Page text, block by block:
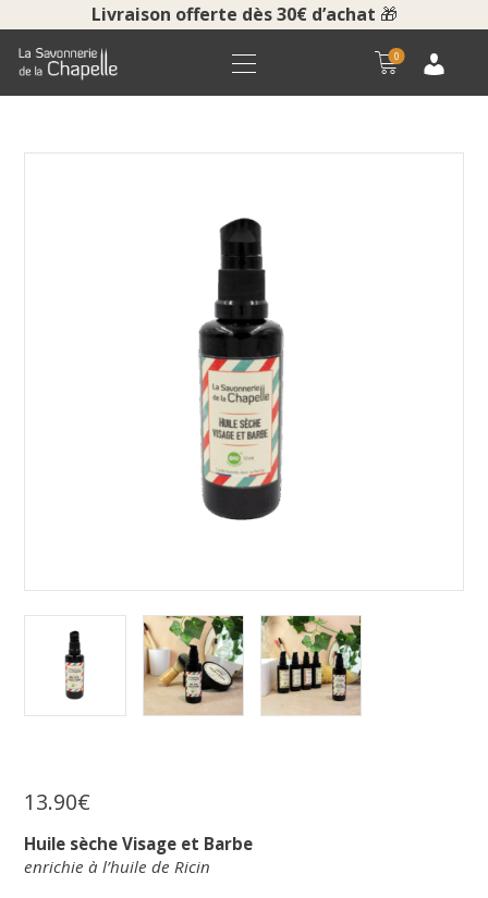
Livraison offerte dès 30€ d’achat 🎁
0
LA SAVONNERIE
COURS ET VISITES
NOUS CONTACTER
POUR LES PROS
13.90€
Huile sèche Visage et Barbe
enrichie à l’huile de Ricin